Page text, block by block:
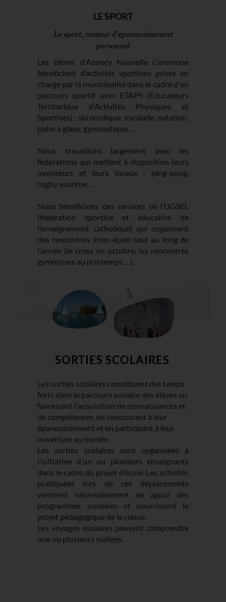
LE SPORT
Le sport, moteur d'épanouissement
personnel
Les élèves d’Annecy Nouvelle Commune
bénéficient d’activités sportives prises en
charge par la municipalité dans le cadre d’un
parcours sportif avec ETAPS (Educateurs
Territoriaux d’Activités Physiques et
Sportives) : ski nordique, escalade, natation,
patin à glace, gymnastique…
Nous travaillons largement avec les
fédérations qui mettent à disposition leurs
moniteurs et leurs locaux : ping-pong,
rugby, escrime…
Nous bénéficions des services de l’UGSEL
(fédération sportive et éducative de
l’enseignement catholique) qui organisent
des rencontres inter-école tout au long de
l’année (le cross en octobre, les rencontres
gymniques au printemps …).
SORTIES SCOLAIRES
Les sorties scolaires constituent des temps
forts dans le parcours scolaire des élèves en
favorisant l’acquisition de connaissances et
de compétences, en concourant à leur
épanouissement et en participant à leur
ouverture au monde.
Les sorties scolaires sont organisées à
l’initiative d’un ou plusieurs enseignants
dans le cadre du projet d’école. Les activités
pratiquées lors de ces déplacements
viennent nécessairement en appui des
programmes scolaires et nourrissent le
projet pédagogique de la classe.
Les voyages scolaires peuvent comprendre
une ou plusieurs nuitées.